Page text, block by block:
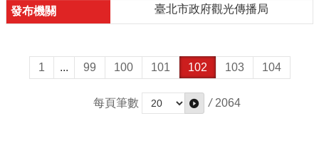
臺北市政府觀光傳播局
1 ... 99 100 101 102 103 104
每頁筆數 / 2064